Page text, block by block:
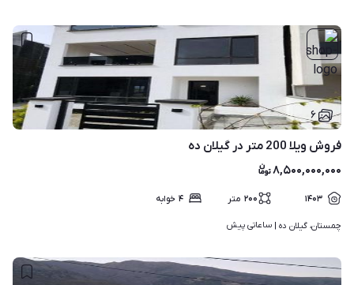
۶
فروش ویلا 200 متر در گیلان ده
۸,۵۰۰,۰۰۰,۰۰۰
۱۴۰۳ ۲۰۰ متر ۴ خوابه
چمستان، گیلان ده | ساعاتی پیش